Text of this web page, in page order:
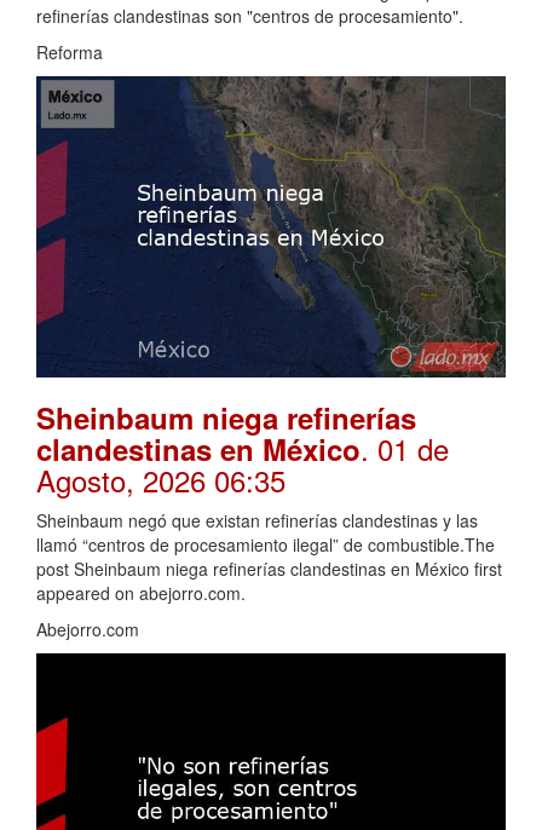
refinerías clandestinas son "centros de procesamiento".
Reforma
Sheinbaum niega refinerías
clandestinas en México. 01 de
Agosto, 2026 06:35
Sheinbaum negó que existan refinerías clandestinas y las
llamó “centros de procesamiento ilegal” de combustible.The
post Sheinbaum niega refinerías clandestinas en México first
appeared on abejorro.com.
Abejorro.com